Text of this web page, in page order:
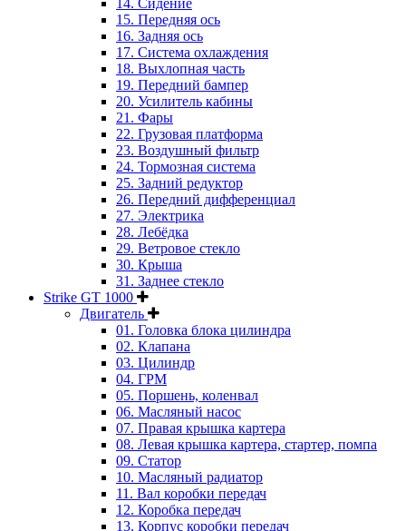
15. Передняя ось
16. Задняя ось
17. Система охлаждения
18. Выхлопная часть
19. Передний бампер
20. Усилитель кабины
21. Фары
22. Грузовая платформа
23. Воздушный фильтр
24. Тормозная система
25. Задний редуктор
26. Передний дифференциал
27. Электрика
28. Лебёдка
29. Ветровое стекло
30. Крыша
31. Заднее стекло
Strike GT 1000
Двигатель
01. Головка блока цилиндра
02. Клапана
03. Цилиндр
04. ГРМ
05. Поршень, коленвал
06. Масляный насос
07. Правая крышка картера
08. Левая крышка картера, стартер, помпа
09. Статор
10. Масляный радиатор
11. Вал коробки передач
12. Коробка передач
13. Корпус коробки передач